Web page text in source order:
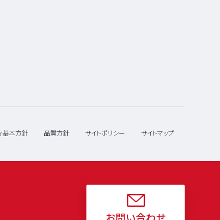
基本方針 品質方針 サイトポリシー サイトマップ
お問い合わせ